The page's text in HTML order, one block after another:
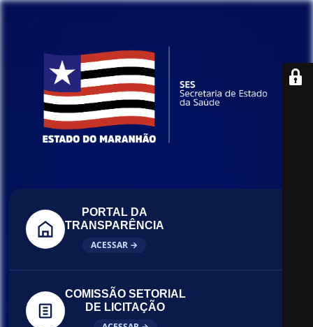
PORTAL DA
TRANSPARÊNCIA
ACESSAR →
COMISSÃO SETORIAL
DE LICITAÇÃO